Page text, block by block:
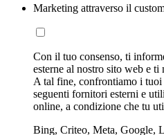
Marketing attraverso il
Con il tuo consenso, ti
esterne al nostro sito web e
A tal fine, confrontiamo i
seguenti fornitori esterni e
online, a condizione che tu
Bing, Criteo, Meta, Google,